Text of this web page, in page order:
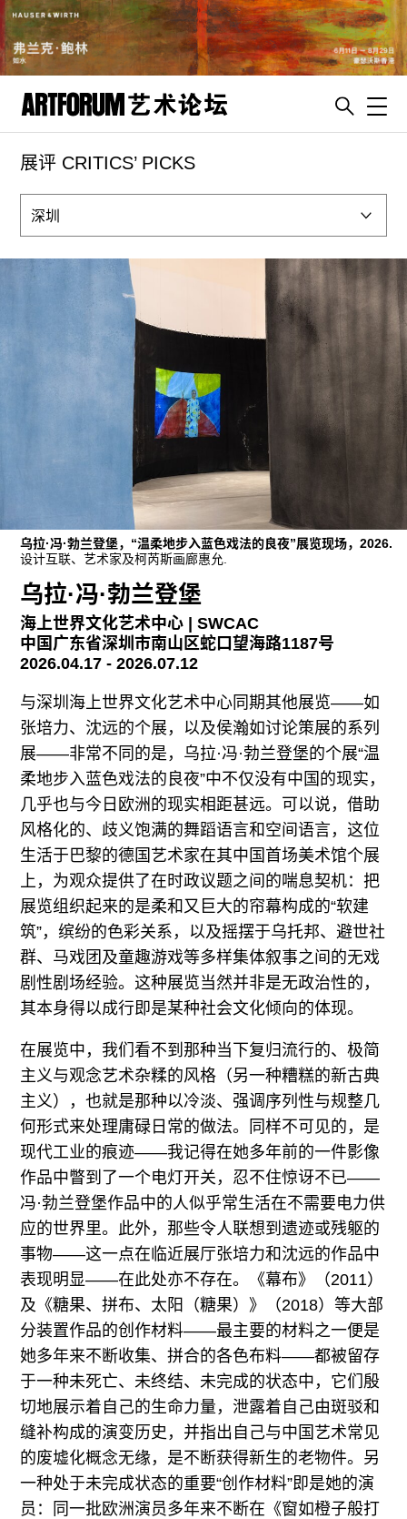
artguide
新闻
杂志
ENGLISH
ART & EDUCATION
联系我们
关注我们
展评 CRITICS’ PICKS
乌拉·冯·勃兰登堡，“温柔地步入蓝色戏法的良夜”展览现场，2026.
设计互联、艺术家及柯芮斯画廊惠允.
乌拉·冯·勃兰登堡
海上世界文化艺术中心 | SWCAC
中国广东省深圳市南山区蛇口望海路1187号
2026.04.17 - 2026.07.12
与深圳海上世界文化艺术中心同期其他展览——如
张培力、沈远的个展，以及侯瀚如讨论策展的系列
展——非常不同的是，乌拉·冯·勃兰登堡的个展“温
柔地步入蓝色戏法的良夜”中不仅没有中国的现实，
几乎也与今日欧洲的现实相距甚远。可以说，借助
风格化的、歧义饱满的舞蹈语言和空间语言，这位
生活于巴黎的德国艺术家在其中国首场美术馆个展
上，为观众提供了在时政议题之间的喘息契机：把
展览组织起来的是柔和又巨大的帘幕构成的“软建
筑”，缤纷的色彩关系，以及摇摆于乌托邦、避世社
群、马戏团及童趣游戏等多样集体叙事之间的无戏
剧性剧场经验。这种展览当然并非是无政治性的，
其本身得以成行即是某种社会文化倾向的体现。
在展览中，我们看不到那种当下复归流行的、极简
主义与观念艺术杂糅的风格（另一种糟糕的新古典
主义），也就是那种以冷淡、强调序列性与规整几
何形式来处理庸碌日常的做法。同样不可见的，是
现代工业的痕迹——我记得在她多年前的一件影像
作品中瞥到了一个电灯开关，忍不住惊讶不已——
冯·勃兰登堡作品中的人似乎常生活在不需要电力供
应的世界里。此外，那些令人联想到遗迹或残躯的
事物——这一点在临近展厅张培力和沈远的作品中
表现明显——在此处亦不存在。《幕布》（2011）
及《糖果、拼布、太阳（糖果）》（2018）等大部
分装置作品的创作材料——最主要的材料之一便是
她多年来不断收集、拼合的各色布料——都被留存
于一种未死亡、未终结、未完成的状态中，它们殷
切地展示着自己的生命力量，泄露着自己由斑驳和
缝补构成的演变历史，并指出自己与中国艺术常见
的废墟化概念无缘，是不断获得新生的老物件。另
一种处于未完成状态的重要“创作材料”即是她的演
员：同一批欧洲演员多年来不断在《窗如橙子般打